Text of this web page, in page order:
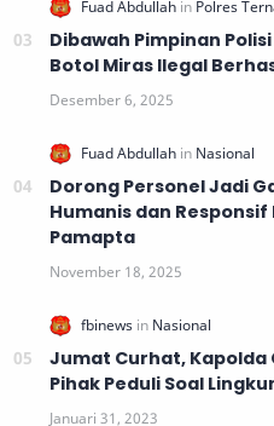
Dibawah Pimpinan
Botol Miras Ilegal
Dorong Personel Jadi
Humanis dan
Pamapta
Jumat Curhat, Kapolda
Pihak Peduli Soal